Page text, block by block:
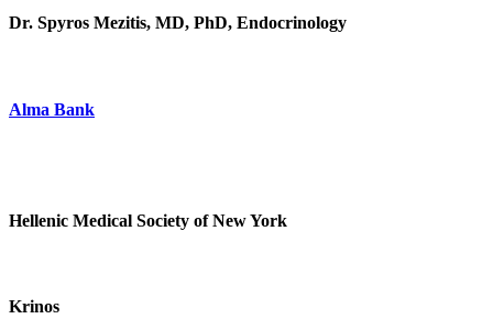
Dr. Spyros Mezitis, MD, PhD, Endocrinology
Alma Bank
Hellenic Medical Society of New York
Krinos